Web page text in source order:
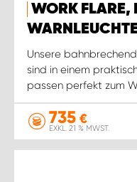
WORK FLARE,
Unsere
sind in einem
passen perfekt zum
735 €
EXKL. 21 % MWST.